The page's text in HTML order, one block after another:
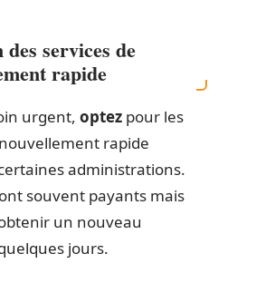
services de
rapide
urgent, optez pour les
rapide
administrations.
souvent payants mais
un nouveau
jours.